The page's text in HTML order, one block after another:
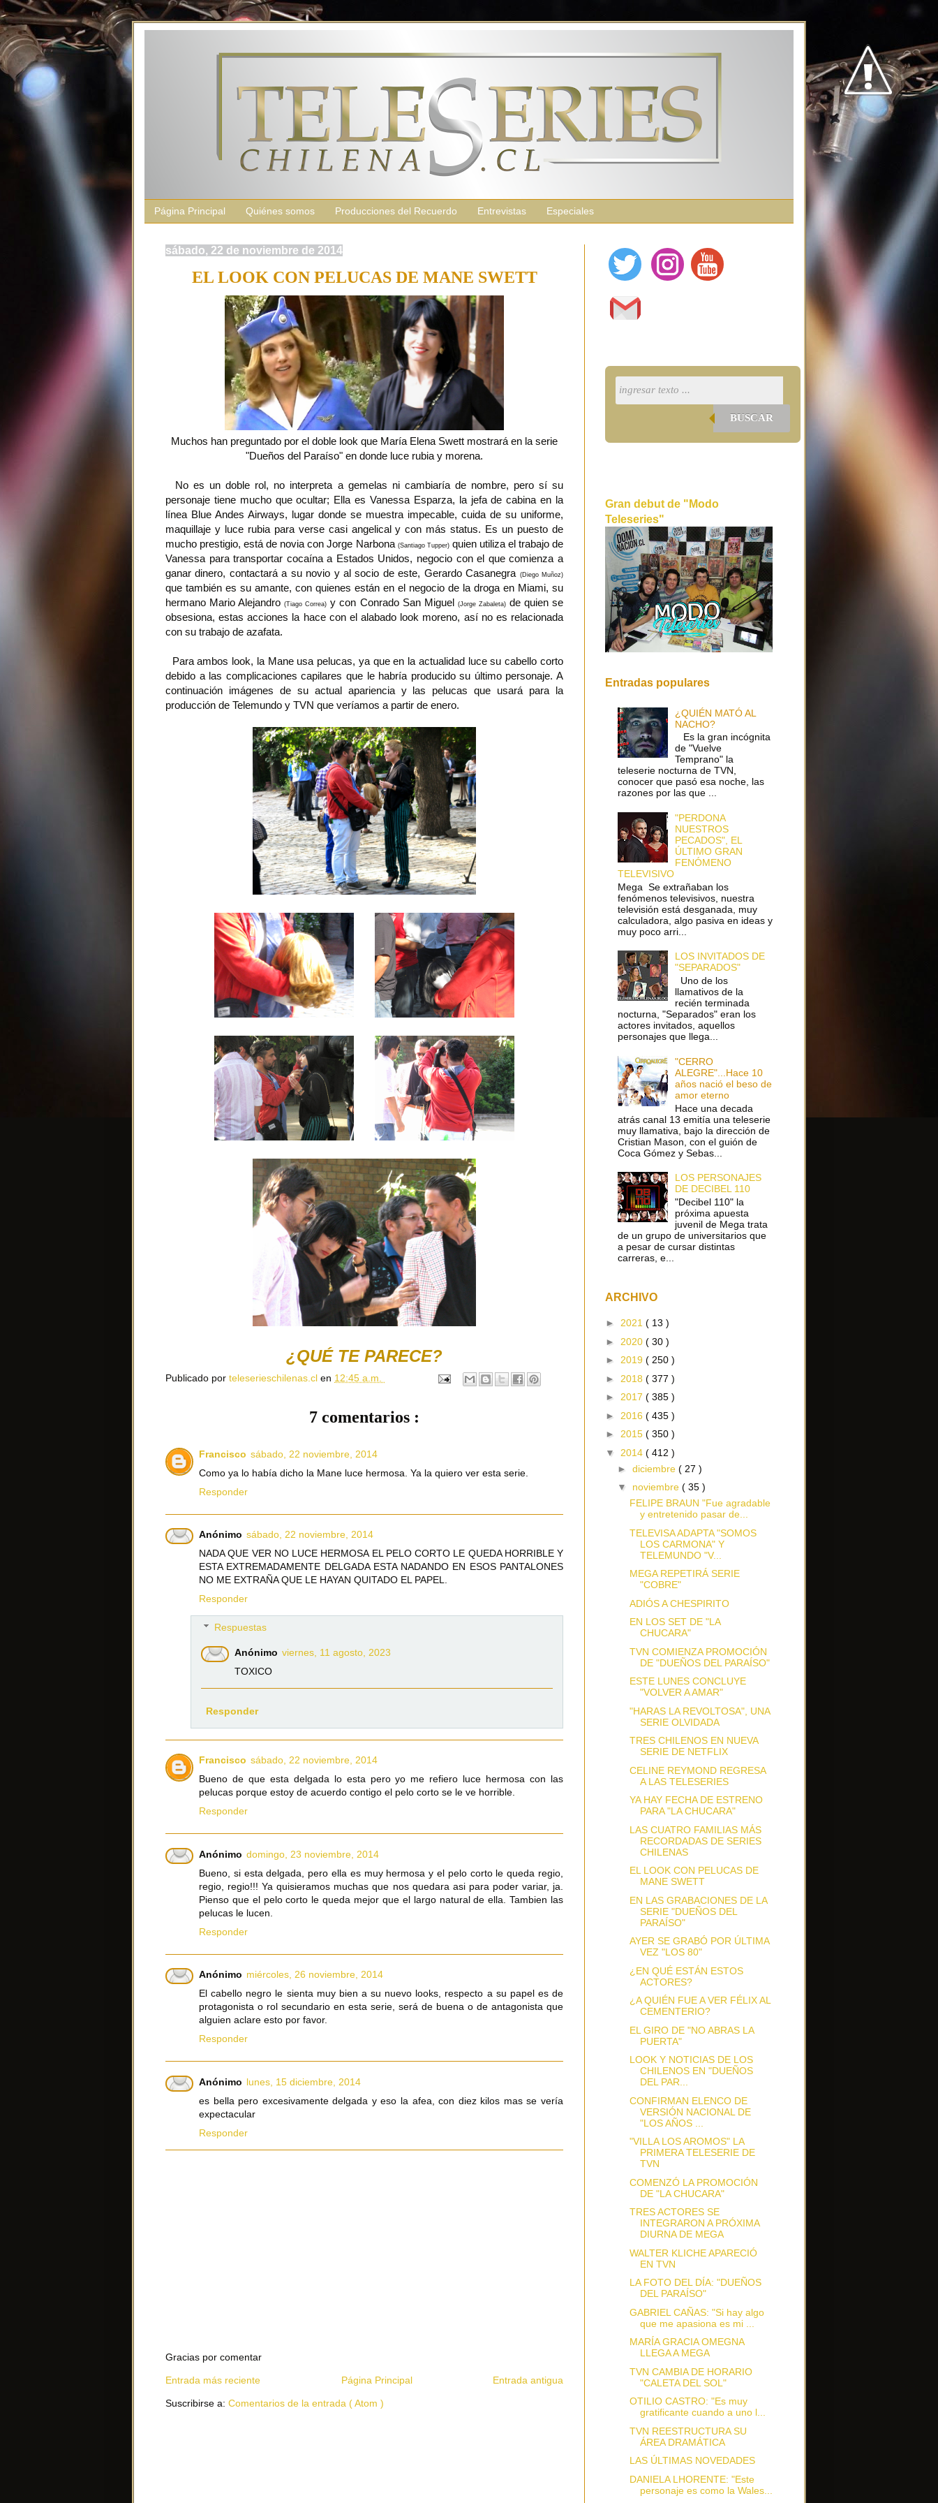
Página Principal Quiénes somos Producciones del Recuerdo Entrevistas Especiales
sábado, 22 de noviembre de 2014
EL LOOK CON PELUCAS DE MANE SWETT
Muchos han preguntado por el doble look que María Elena Swett mostrará en la serie
"Dueños del Paraíso" en donde luce rubia y morena.
No es un doble rol, no interpreta a gemelas ni cambiaría de nombre, pero sí su
personaje tiene mucho que ocultar; Ella es Vanessa Esparza, la jefa de cabina en la
línea Blue Andes Airways, lugar donde se muestra impecable, cuida de su uniforme,
maquillaje y luce rubia para verse casi angelical y con más status. Es un puesto de
mucho prestigio, está de novia con Jorge Narbona (Santiago Tupper)quien utiliza el trabajo de
Vanessa para transportar cocaína a Estados Unidos, negocio con el que comienza a
ganar dinero, contactará a su novio y al socio de este, Gerardo Casanegra (Diego Muñoz)
que también es su amante, con quienes están en el negocio de la droga en Miami, su
hermano Mario Alejandro(Tiago Correa) y con Conrado San Miguel (Jorge Zabaleta)de quien se
obsesiona, estas acciones la hace con el alabado look moreno, así no es relacionada
con su trabajo de azafata.
Para ambos look, la Mane usa pelucas, ya que en la actualidad luce su cabello corto
debido a las complicaciones capilares que le habría producido su último personaje. A
continuación imágenes de su actual apariencia y las pelucas que usará para la
producción de Telemundo y TVN que veríamos a partir de enero.
¿QUÉ TE PARECE?
Publicado por teleserieschilenas.cl en 12:45 a.m.
7 comentarios :
Francisco sábado, 22 noviembre, 2014
Como ya lo había dicho la Mane luce hermosa. Ya la quiero ver esta serie.
Responder
Anónimo sábado, 22 noviembre, 2014
NADA QUE VER NO LUCE HERMOSA EL PELO CORTO LE QUEDA HORRIBLE Y
ESTA EXTREMADAMENTE DELGADA ESTA NADANDO EN ESOS PANTALONES
NO ME EXTRAÑA QUE LE HAYAN QUITADO EL PAPEL.
Responder
Respuestas
Anónimo viernes, 11 agosto, 2023
TOXICO
Responder
Francisco sábado, 22 noviembre, 2014
Bueno de que esta delgada lo esta pero yo me refiero luce hermosa con las
pelucas porque estoy de acuerdo contigo el pelo corto se le ve horrible.
Responder
Anónimo domingo, 23 noviembre, 2014
Bueno, si esta delgada, pero ella es muy hermosa y el pelo corto le queda regio,
regio, regio!!! Ya quisieramos muchas que nos quedara asi para poder variar, ja.
Pienso que el pelo corto le queda mejor que el largo natural de ella. Tambien las
pelucas le lucen.
Responder
Anónimo miércoles, 26 noviembre, 2014
El cabello negro le sienta muy bien a su nuevo looks, respecto a su papel es de
protagonista o rol secundario en esta serie, será de buena o de antagonista que
alguien aclare esto por favor.
Responder
Anónimo lunes, 15 diciembre, 2014
es bella pero excesivamente delgada y eso la afea, con diez kilos mas se vería
expectacular
Responder
Gracias por comentar
Entrada más reciente Entrada antigua
Página Principal
Suscribirse a: Comentarios de la entrada ( Atom )
BUSCAR
Gran debut de "Modo
Teleseries"
Entradas populares
¿QUIÉN MATÓ AL
NACHO?
Es la gran incógnita
de "Vuelve
Temprano" la
teleserie nocturna de TVN,
conocer que pasó esa noche, las
razones por las que ...
"PERDONA
NUESTROS
PECADOS", EL
ÚLTIMO GRAN
FENÓMENO
TELEVISIVO
Mega Se extrañaban los
fenómenos televisivos, nuestra
televisión está desganada, muy
calculadora, algo pasiva en ideas y
muy poco arri...
LOS INVITADOS DE
"SEPARADOS"
Uno de los
llamativos de la
recién terminada
nocturna, "Separados" eran los
actores invitados, aquellos
personajes que llega...
"CERRO
ALEGRE"...Hace 10
años nació el beso de
amor eterno
Hace una decada
atrás canal 13 emitía una teleserie
muy llamativa, bajo la dirección de
Cristian Mason, con el guión de
Coca Gómez y Sebas...
LOS PERSONAJES
DE DECIBEL 110
"Decibel 110" la
próxima apuesta
juvenil de Mega trata
de un grupo de universitarios que
a pesar de cursar distintas
carreras, e...
ARCHIVO
► 2021 ( 13 )
► 2020 ( 30 )
► 2019 ( 250 )
► 2018 ( 377 )
► 2017 ( 385 )
► 2016 ( 435 )
► 2015 ( 350 )
▼ 2014 ( 412 )
► diciembre ( 27 )
▼ noviembre ( 35 )
FELIPE BRAUN "Fue agradable
y entretenido pasar de...
TELEVISA ADAPTA "SOMOS
LOS CARMONA" Y
TELEMUNDO "V...
MEGA REPETIRÁ SERIE
"COBRE"
ADIÓS A CHESPIRITO
EN LOS SET DE "LA
CHUCARA"
TVN COMIENZA PROMOCIÓN
DE "DUEÑOS DEL PARAÍSO"
ESTE LUNES CONCLUYE
"VOLVER A AMAR"
"HARAS LA REVOLTOSA", UNA
SERIE OLVIDADA
TRES CHILENOS EN NUEVA
SERIE DE NETFLIX
CELINE REYMOND REGRESA
A LAS TELESERIES
YA HAY FECHA DE ESTRENO
PARA "LA CHUCARA"
LAS CUATRO FAMILIAS MÁS
RECORDADAS DE SERIES
CHILENAS
EL LOOK CON PELUCAS DE
MANE SWETT
EN LAS GRABACIONES DE LA
SERIE "DUEÑOS DEL
PARAÍSO"
AYER SE GRABÓ POR ÚLTIMA
VEZ "LOS 80"
¿EN QUÉ ESTÁN ESTOS
ACTORES?
¿A QUIÉN FUE A VER FÉLIX AL
CEMENTERIO?
EL GIRO DE "NO ABRAS LA
PUERTA"
LOOK Y NOTICIAS DE LOS
CHILENOS EN "DUEÑOS
DEL PAR...
CONFIRMAN ELENCO DE
VERSIÓN NACIONAL DE
"LOS AÑOS ...
"VILLA LOS AROMOS" LA
PRIMERA TELESERIE DE
TVN
COMENZÓ LA PROMOCIÓN
DE "LA CHUCARA"
TRES ACTORES SE
INTEGRARON A PRÓXIMA
DIURNA DE MEGA
WALTER KLICHE APARECIÓ
EN TVN
LA FOTO DEL DÍA: "DUEÑOS
DEL PARAÍSO"
GABRIEL CAÑAS: "Si hay algo
que me apasiona es mi ...
MARÍA GRACIA OMEGNA
LLEGA A MEGA
TVN CAMBIA DE HORARIO
"CALETA DEL SOL"
OTILIO CASTRO: "Es muy
gratificante cuando a uno l...
TVN REESTRUCTURA SU
ÁREA DRAMÁTICA
LAS ÚLTIMAS NOVEDADES
DANIELA LHORENTE: "Este
personaje es como la Wales...